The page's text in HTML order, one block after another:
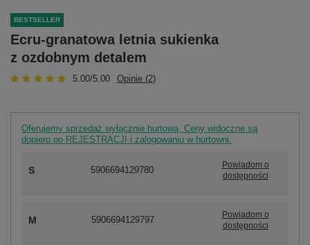
BESTSELLER
Ecru-granatowa letnia sukienka
z ozdobnym detalem
5.00/5.00 Opinie (2)
Oferujemy sprzedaż wyłącznie hurtową. Ceny widoczne są
dopiero po REJESTRACJI i zalogowaniu w hurtowni.
S 5906694129780
Powiadom o
dostępności
M 5906694129797
Powiadom o
dostępności